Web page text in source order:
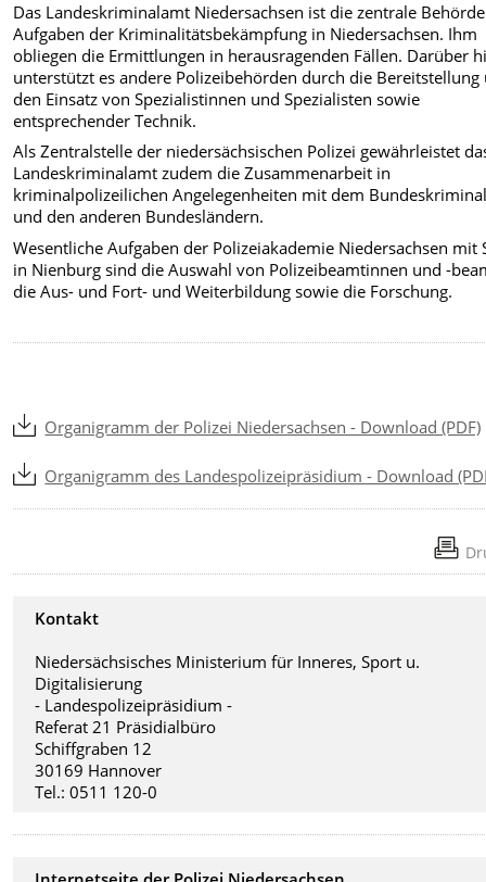
Das Landeskriminalamt Niedersachsen ist die zentrale
Aufgaben der Kriminalitätsbekämpfung in Niedersachsen. Ihm
obliegen die Ermittlungen in herausragenden Fällen. Darüber
unterstützt es andere Polizeibehörden durch die Bereitstellung
den Einsatz von Spezialistinnen und Spezialisten sowie
entsprechender Technik.
Als Zentralstelle der niedersächsischen Polizei gewährleistet
Landeskriminalamt zudem die Zusammenarbeit in
kriminalpolizeilichen Angelegenheiten mit dem
und den anderen Bundesländern.
Wesentliche Aufgaben der Polizeiakademie Niedersachsen mit
in Nienburg sind die Auswahl von Polizeibeamtinnen und -
die Aus- und Fort- und Weiterbildung sowie die Forschung.
Organigramm der Polizei Niedersachsen - Download (PDF)
Organigramm des Landespolizeipräsidium - Download
Kontakt
Niedersächsisches Ministerium für Inneres, Sport u.
Digitalisierung
- Landespolizeipräsidium -
Referat 21 Präsidialbüro
Schiffgraben 12
30169 Hannover
Tel.: 0511 120-0